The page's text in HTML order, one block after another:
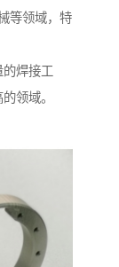
等领域，特
焊接工
领域。